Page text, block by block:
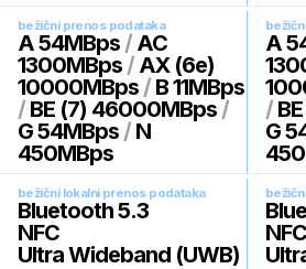
bežični prenos podataka
A 54MBps / AC
1300MBps / AX (6e)
10000MBps / B 11MBps
/ BE (7) 46000MBps /
G 54MBps / N
450MBps
A
/
G
bežični lokalni prenos podataka
Bluetooth 5.3
NFC
Ultra Wideband (UWB)
NFC